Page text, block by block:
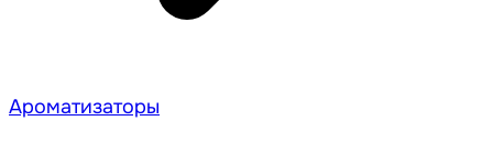
Ароматизаторы